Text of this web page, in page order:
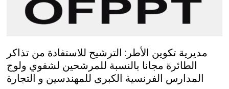
مديرية تكوين الأطر: الترشيح للاستفادة من تذاكر
الطائرة مجانا بالنسبة للمرشحين لشفوي ولوج
المدارس الفرنسية الكبرى للمهندسين و التجارة